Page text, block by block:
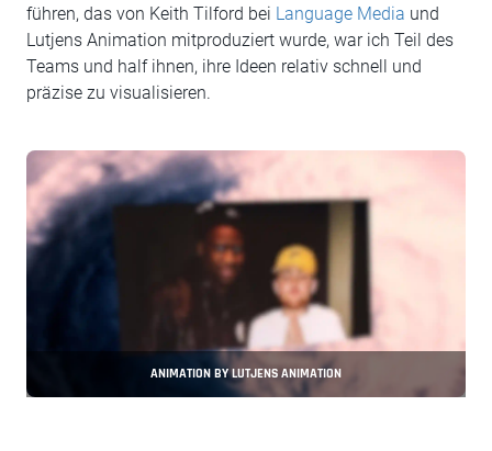
führen, das von Keith Tilford bei Language Media und
Lutjens Animation mitproduziert wurde, war ich Teil des
Teams und half ihnen, ihre Ideen relativ schnell und
präzise zu visualisieren.
ANIMATION BY LUTJENS ANIMATION